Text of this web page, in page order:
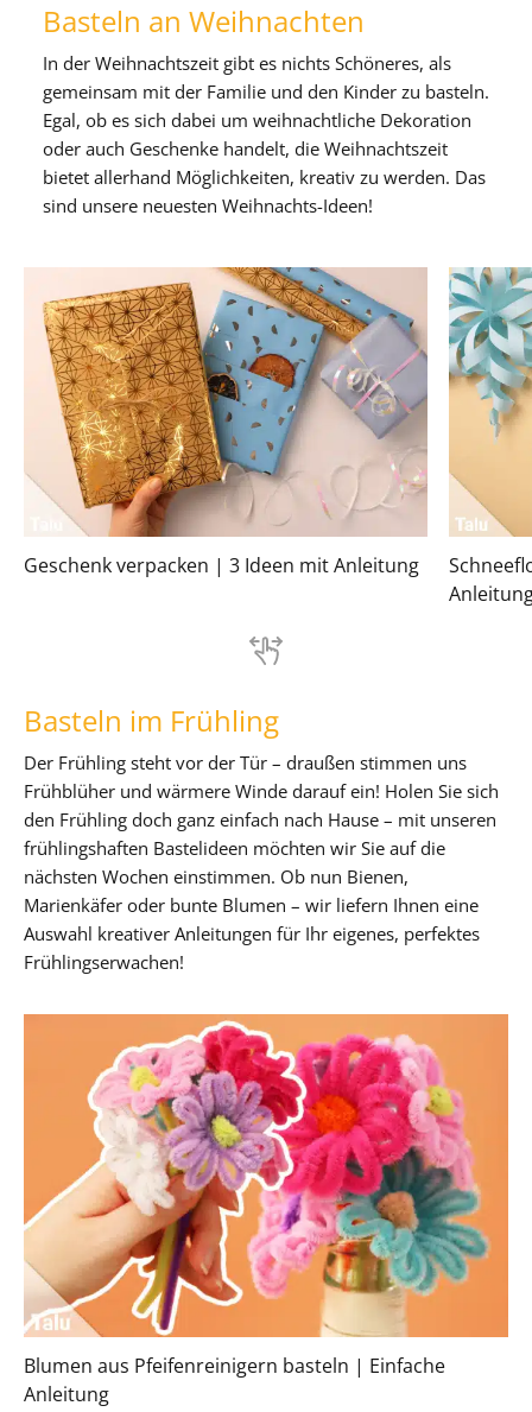
Basteln an Weihnachten
In der Weihnachtszeit gibt es nichts Schöneres, als
gemeinsam mit der Familie und den Kinder zu basteln.
Egal, ob es sich dabei um weihnachtliche Dekoration
oder auch Geschenke handelt, die Weihnachtszeit
bietet allerhand Möglichkeiten, kreativ zu werden. Das
sind unsere neuesten Weihnachts-Ideen!
Geschenk verpacken | 3 Ideen mit Anleitung
Basteln im Frühling
Der Frühling steht vor der Tür – draußen stimmen uns
Frühblüher und wärmere Winde darauf ein! Holen Sie sich
den Frühling doch ganz einfach nach Hause – mit unseren
frühlingshaften Bastelideen möchten wir Sie auf die
nächsten Wochen einstimmen. Ob nun Bienen,
Marienkäfer oder bunte Blumen – wir liefern Ihnen eine
Auswahl kreativer Anleitungen für Ihr eigenes, perfektes
Frühlingserwachen!
Blumen aus Pfeifenreinigern basteln | Einfache
Anleitung